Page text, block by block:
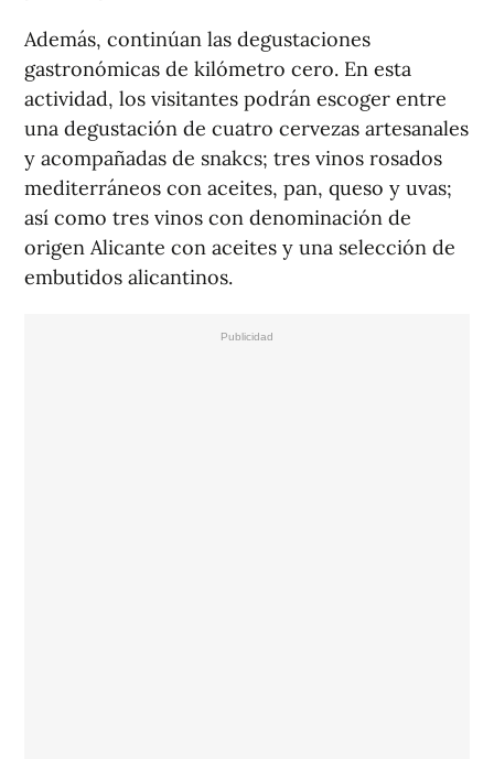
Además, continúan las degustaciones
gastronómicas de kilómetro cero. En esta
actividad, los visitantes podrán escoger entre
una degustación de cuatro cervezas artesanales
y acompañadas de snakcs; tres vinos rosados
mediterráneos con aceites, pan, queso y uvas;
así como tres vinos con denominación de
origen Alicante con aceites y una selección de
embutidos alicantinos.